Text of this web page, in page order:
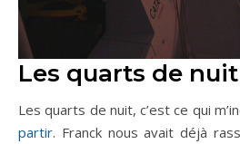
Les quarts de nuit
Les quarts de nuit, c’est ce qui
partir. Franck nous avait déjà